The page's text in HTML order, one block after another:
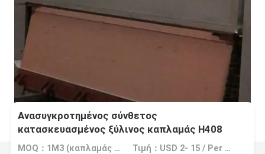
Ανασυγκροτημένος σύνθετος
κατασκευασμένος ξύλινος καπλαμάς H408
3100mm της Ebony για το γραφείο
MOQ：1M3 (καπλαμάς =2000 τετρ.μέτρο 0.5mm) Τιμή：USD 2- 15 / Per Square Meter (M2)